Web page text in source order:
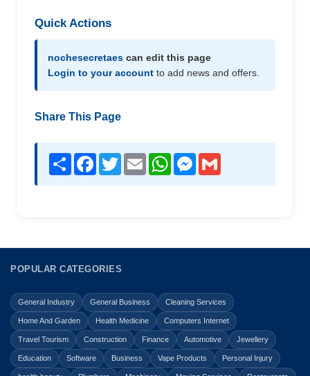
Quick Actions
nochesecretaes can edit this page
Login to your account to add news and offers.
Share This Page
Share Facebook
TwitterEmail WhatsAppMessenger
POPULAR CATEGORIES
General Industry General Business Cleaning Services
Home And Garden Health Medicine Computers Internet
Travel Tourism Construction Finance Automotive Jewellery
Education Software Business Vape Products Personal Injury